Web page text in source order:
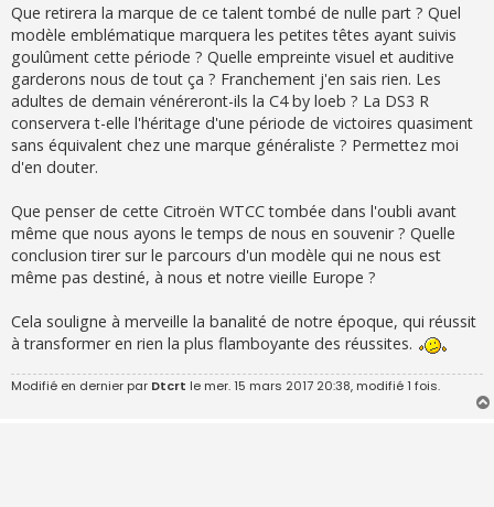
Que retirera la marque de ce talent tombé de nulle part ? Quel
modèle emblématique marquera les petites têtes ayant suivis
goulûment cette période ? Quelle empreinte visuel et auditive
garderons nous de tout ça ? Franchement j'en sais rien. Les
adultes de demain vénéreront-ils la C4 by loeb ? La DS3 R
conservera t-elle l'héritage d'une période de victoires quasiment
sans équivalent chez une marque généraliste ? Permettez moi
d'en douter.
Que penser de cette Citroën WTCC tombée dans l'oubli avant
même que nous ayons le temps de nous en souvenir ? Quelle
conclusion tirer sur le parcours d'un modèle qui ne nous est
même pas destiné, à nous et notre vieille Europe ?
Cela souligne à merveille la banalité de notre époque, qui réussit
à transformer en rien la plus flamboyante des réussites.
Modifié en dernier par Dtcrt le mer. 15 mars 2017 20:38, modifié 1 fois.